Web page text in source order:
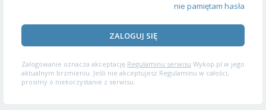
nie pamiętam hasła
ZALOGUJ SIĘ
Zalogowanie oznacza akceptację Regulaminu serwisu Wykop.pl w jego
aktualnym brzmieniu. Jeśli nie akceptujesz Regulaminu w całości,
prosimy o niekorzystanie z serwisu.